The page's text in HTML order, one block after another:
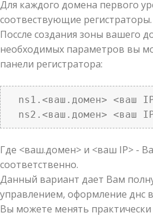
Для каждого домена первого
соотвествующие регистраторы.
Поссле создания зоны вашего
необходимых параметров вы
панели регистратора:
ns2.<ваш.домен> <ваш
Где <ваш.домен> и <ваш IP> -
соответственно.
Данный вариант дает Вам
управлением, оформление днс
Вы можете менять практически